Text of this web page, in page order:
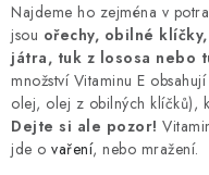
OSTATNÍ
DOVOLENÁ
Doprava a platba Recenze
Najdeme ho zejména v
jsou ořechy, obilné
játra, tuk z lososa nebo
množství Vitaminu E
olej, olej z obilných klíčků),
Dejte si ale pozor!
jde o vaření, nebo mražení.